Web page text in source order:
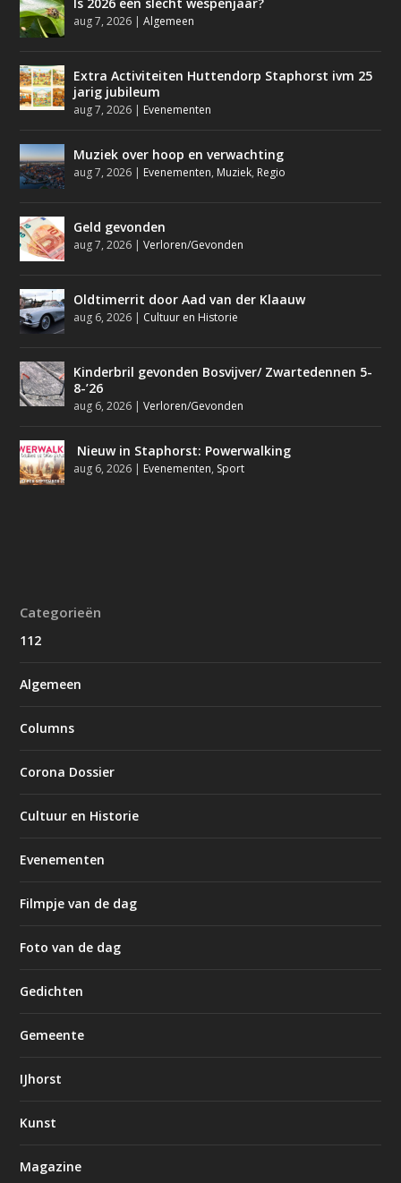
aug 7, 2026 |Algemeen
Extra Activiteiten Huttendorp Staphorst ivm 25
jarig jubileum
aug 7, 2026 | Evenementen
Muziek over hoop en verwachting
aug 7, 2026 | Evenementen, Muziek, Regio
Geld gevonden
aug 7, 2026 |Verloren/Gevonden
Oldtimerrit door Aad van der Klaauw
aug 6, 2026 | Cultuur en Historie
Kinderbril gevonden Bosvijver/ Zwartedennen 5-
8-’26
aug 6, 2026 |Verloren/Gevonden
Nieuw in Staphorst: Powerwalking
aug 6, 2026 | Evenementen, Sport
Categorieën
112
Algemeen
Columns
Corona Dossier
Cultuur en Historie
Evenementen
Filmpje van de dag
Foto van de dag
Gedichten
Gemeente
IJhorst
Kunst
Magazine